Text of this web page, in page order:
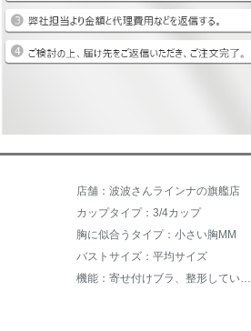
店舗：波波さんラインナの旗艦店
カップタイプ：3/4カップ
胸に似合うタイプ：小さい胸MM
バストサイズ：平均サイズ
機能：寄せ付けブラ、整形しています。光が逃げないようにしてください。